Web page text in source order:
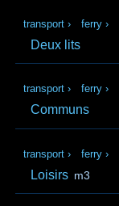
transport › ferry ›
Deux lits
transport › ferry ›
Communs
transport › ferry ›
Loisirs m3